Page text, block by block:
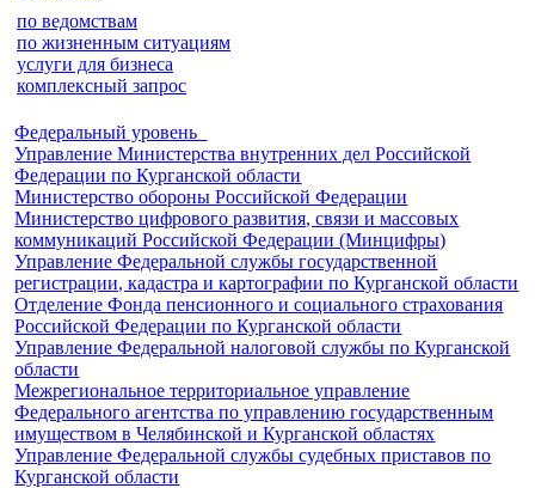
по ведомствам
по жизненным ситуациям
услуги для бизнеса
комплексный запрос
Федеральный уровень
Управление Министерства внутренних дел Российской
Федерации по Курганской области
Министерство обороны Российской Федерации
Министерство цифрового развития, связи и массовых
коммуникаций Российской Федерации (Минцифры)
Управление Федеральной службы государственной
регистрации, кадастра и картографии по Курганской области
Отделение Фонда пенсионного и социального страхования
Российской Федерации по Курганской области
Управление Федеральной налоговой службы по Курганской
области
Межрегиональное территориальное управление
Федерального агентства по управлению государственным
имуществом в Челябинской и Курганской областях
Управление Федеральной службы судебных приставов по
Курганской области